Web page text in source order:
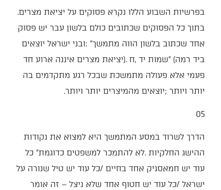
בפרשיות‭ ‬השבוע‭ ‬הללו‭ ‬נקרא‭ ‬פסוקים‭ ‬על‭ ‬יציאת‭ ‬מצרים‭.
‬אחד‭ ‬שכתוב‭ ‬בלשון‭ ‬הווה‭ ‬מתמשך‭: ‬‮"‬ובני‭ ‬ישראל‭ ‬יוצאים‭
‬ביד‭ ‬רמה‮"‬‭ (‬שמות‭ ‬יד‭, ‬ח‭). ‬יציאת‭ ‬מצרים‭ ‬איננה‭ ‬ארוע‭ ‬חד‭
‬יותר‭ ‬ויותר‭; ‬יוצאים‭ ‬מהמיצרים‭ ‬יותר‭ ‬ויותר‭.‬
05‭ ‬
הדרך‭ ‬לשרוד‭ ‬במסע‭ ‬המתמשך‭ ‬היא‭ ‬למצוא‭ ‬את‭ ‬נקודות‭
‬ההישג‭ ‬החלקיות‭. ‬לא‭ ‬להתמכר‭ ‬למשפטים‭ ‬כדוגמת‭ ‬‮"‬כל‭
‬עוד‭ ‬יש‭ ‬חמאסניק‭ ‬אחד‭ ‬בחיים‭/ ‬כל‭ ‬עוד‭ ‬יש‭ ‬טיל‭ ‬שנורה‭ ‬על‭
‬ישראל‭/ ‬כל‭ ‬עוד‭ ‬יש‭ ‬חטוף‭ ‬אחד‭ ‬שלא‭ ‬ניצל‭ – ‬זה‭ ‬אומר‭